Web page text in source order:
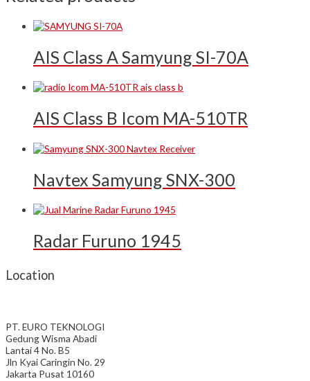
AIS Class A Samyung SI-70A
AIS Class B Icom MA-510TR
Navtex Samyung SNX-300
Radar Furuno 1945
Location
PT. EURO TEKNOLOGI
Gedung Wisma Abadi
Lantai 4 No. B5
Jln Kyai Caringin No. 29
Jakarta Pusat 10160